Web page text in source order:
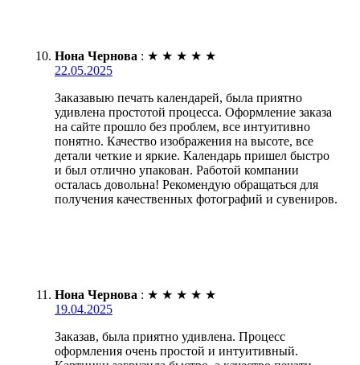
Нона Чернова : ★ ★ ★ ★ ★
22.05.2025
Заказавыю печать календарей, была приятно
удивлена простотой процесса. Оформление заказа
на сайте прошло без проблем, все интуитивно
понятно. Качество изображения на высоте, все
детали четкие и яркие. Календарь пришел быстро
и был отлично упакован. Работой компании
осталась довольна! Рекомендую обращаться для
получения качественных фотографий и сувениров.
Нона Чернова : ★ ★ ★ ★ ★
19.04.2025
Заказав, была приятно удивлена. Процесс
оформления очень простой и интуитивный.